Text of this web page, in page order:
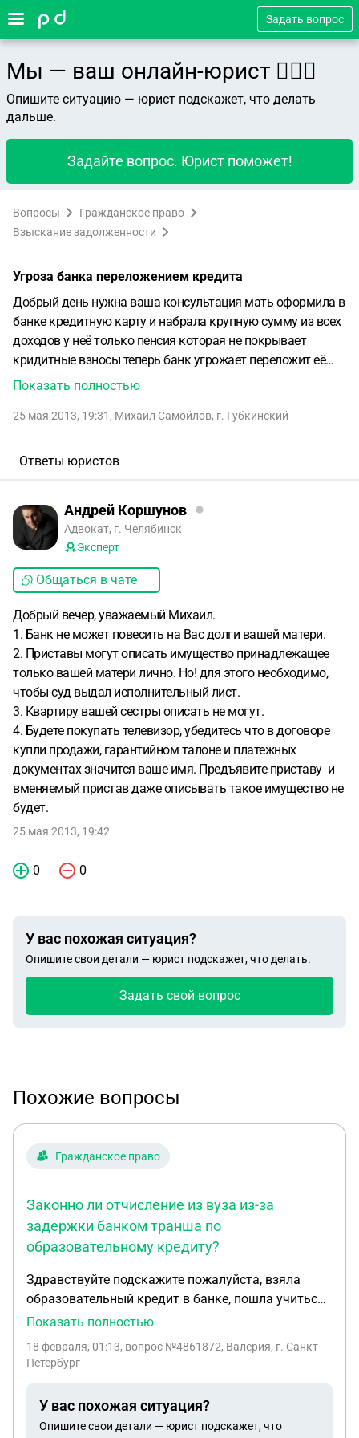
Задать вопрос
Мы — ваш онлайн-юрист 👨🏻‍⚖️
Опишите ситуацию — юрист подскажет, что делать
дальше.
Задайте вопрос. Юрист поможет!
Вопросы
Гражданское право
Взыскание задолженности
Угроза банка переложением кредита
Добрый день нужна ваша консультация мать оформила в
банке кредитную карту и набрала крупную сумму из всех
доходов у неё только пенсия которая не покрывает
кридитные взносы теперь банк угрожает переложит её
долг на меня с сестрой но мы поручителями не выступали
если дело дойдёт до притовов какую собственость
квартиры является сестра а мы с матерью лишь
имушество в моей комнате и смогу ли я в дольнейшем
купить к примеру телевизор на кухнь без риска повторной
описи и его изятия .
Показать полностью
25 мая 2013, 19:31 , Михаил Самойлов, г. Губкинский
Ответы юристов
Андрей Коршунов
Адвокат, г. Челябинск
Эксперт
Общаться в чате
Добрый вечер, уважаемый Михаил.
1. Банк не может повесить на Вас долги вашей матери.
2. Приставы могут описать имущество принадлежащее
только вашей матери лично. Но! для этого необходимо,
чтобы суд выдал исполнительный лист.
3. Квартиру вашей сестры описать не могут.
4. Будете покупать телевизор, убедитесь что в договоре
купли продажи, гарантийном талоне и платежных
документах значится ваше имя. Предъявите приставу и
вменяемый пристав даже описывать такое имущество не
будет.
25 мая 2013, 19:42
0 0
У вас похожая ситуация?
Опишите свои детали — юрист подскажет, что делать.
Задать свой вопрос
Похожие вопросы
Гражданское право
Законно ли отчисление из вуза из-за
задержки банком транша по
образовательному кредиту?
Здравствуйте подскажите пожалуйста, взяла
образовательный кредит в банке, пошла учиться,
изначально поступила по программе после 11
После обучения где то месяца, приняла решение
семестр, чем раньше. (Т.е. вместо 5 лет, я бы
училась 4 года, но сумма бы не увеличилась, в
Показать полностью
18 февраля, 01:13, вопрос №4861872, Валерия, г. Санкт-
Петербург
У вас похожая ситуация?
Опишите свои детали — юрист подскажет, что